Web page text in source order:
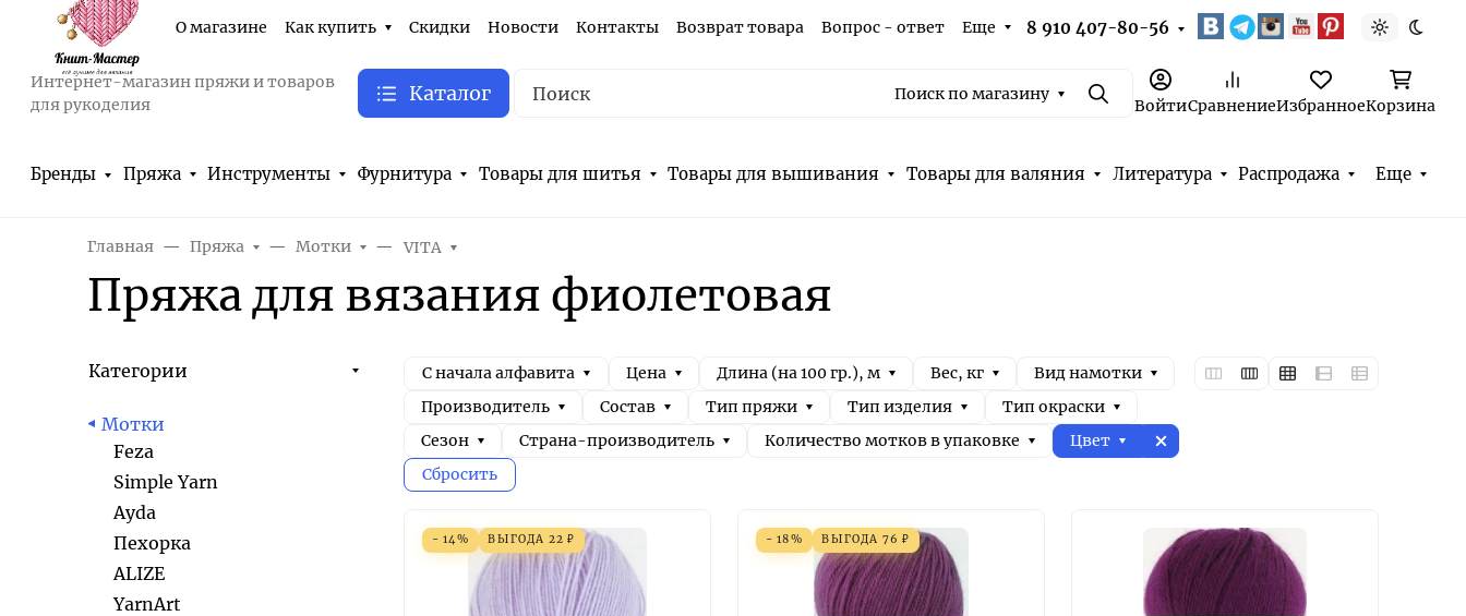
О магазине Как купить Скидки Новости Контакты Возврат товара Вопрос - ответ Еще 8 910 407-80-56 Светлая
Интернет-магазин пряжи и товаров
для рукоделия
Каталог Поиск по магазину ПоискВойтиСравнениеИзбранноеКорзина
Бренды Пряжа Инструменты Фурнитура Товары для шитья Товары для вышивания Товары для валяния Литература Распродажа Еще
Главная Пряжа Мотки VITA
Пряжа для вязания фиолетовая
Категории
Мотки
Feza
Simple Yarn
Ayda
Пехорка
ALIZE
YarnArt
С начала алфавита Цена Длина (на 100 гр.), м Вес, кг
Вид намотки
Производитель
Состав Тип пряжи Тип изделия
Тип окраски
Сезон
Страна-производитель Количество мотков в упаковке
Цвет
Сбросить
- 14% ВЫГОДА 22 ₽ - 18% ВЫГОДА 76 ₽